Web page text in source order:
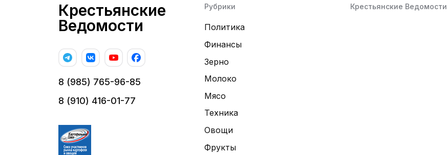
Крестьянские
Ведомости
8 (985) 765-96-85
8 (910) 416-01-77
Рубрики
Политика
Финансы
Зерно
Молоко
Мясо
Техника
Овощи
Фрукты
Крестьянские Ведомости